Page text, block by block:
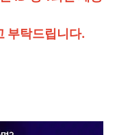
부탁드립니다.